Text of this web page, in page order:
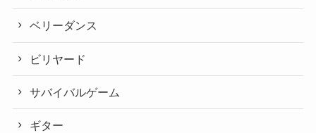
ベリーダンス
ビリヤード
サバイバルゲーム
ギター